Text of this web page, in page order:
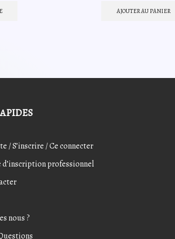
actuel
initial
AJOUTER AU PANIER
/ S’inscrire / Ce connecter
professionnel
nous ?